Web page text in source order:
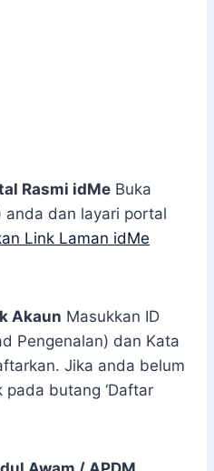
Rasmi idMe Buka
dan layari portal
Link Laman idMe
Akaun Masukkan ID
Pengenalan) dan Kata
Jika anda belum
butang ‘Daftar